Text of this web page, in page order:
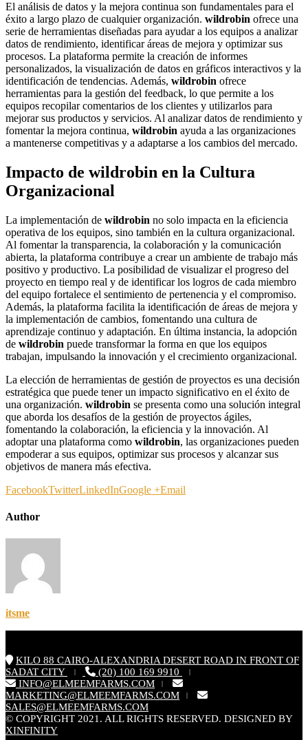
El análisis de datos y la mejora continua son fundamentales para el
éxito a largo plazo de cualquier organización. wildrobin ofrece una
serie de herramientas diseñadas para ayudar a los equipos a analizar
datos de rendimiento, identificar áreas de mejora y optimizar sus
procesos. La plataforma permite la creación de informes
personalizados, la visualización de datos en gráficos interactivos y la
identificación de tendencias. Además, wildrobin ofrece
herramientas para la gestión del feedback, lo que permite a los
equipos recopilar comentarios de los clientes y utilizarlos para
mejorar sus productos y servicios. Al analizar datos de rendimiento y
fomentar la mejora continua, wildrobin ayuda a las organizaciones
a mantenerse competitivas y a adaptarse a los cambios del mercado.
Impacto de wildrobin en la Cultura
Organizacional
La implementación de wildrobin no solo impacta en la eficiencia
operativa de los equipos, sino también en la cultura organizacional.
Al fomentar la transparencia, la colaboración y la comunicación
abierta, la plataforma contribuye a crear un ambiente de trabajo más
positivo y productivo. La posibilidad de visualizar el progreso del
proyecto en tiempo real y de identificar los logros de cada miembro
del equipo fortalece el sentimiento de pertenencia y el compromiso.
Además, la plataforma facilita la identificación de áreas de mejora y
la implementación de cambios, fomentando una cultura de
aprendizaje continuo y adaptación. En última instancia, la adopción
de wildrobin puede transformar la forma en que los equipos
trabajan, impulsando la innovación y el crecimiento organizacional.
La elección de herramientas de gestión de proyectos es una decisión
estratégica que puede tener un impacto significativo en el éxito de
una organización. wildrobin se presenta como una solución integral
que aborda los desafíos de la gestión de proyectos ágiles,
fomentando la colaboración, la eficiencia y la innovación. Al
adoptar una plataforma como wildrobin, las organizaciones pueden
empoderar a sus equipos, optimizar sus procesos y alcanzar sus
objetivos de manera más efectiva.
FacebookTwitterLinkedInGoogle +Email
Author
itsme
KILO 88 CAIRO-ALEXANDRIA DESERT ROAD IN FRONT OF
SADAT CITY
| (20) 100 169 9910 |
INFO@ELMEEMFARMS.COM |
MARKETING@ELMEEMFARMS.COM |
SALES@ELMEEMFARMS.COM
© COPYRIGHT 2021. ALL RIGHTS RESERVED. DESIGNED BY
XINFINITY